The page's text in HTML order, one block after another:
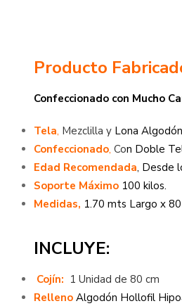
Producto
Confeccionado con Mucho
Tela, Mezclilla y Lona
Confeccionado, Con Doble
Edad Recomendada, Desde
Soporte Máximo 100 kilos.
Medidas, 1.70 mts Largo x
INCLUYE:
Cojín: 1 Unidad de 80 cm
Relleno Algodón Hollofil